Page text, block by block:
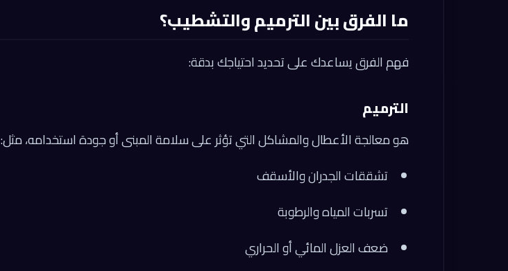
ما الفرق بين الترميم والتشطيب؟
فهم الفرق يساعدك على تحديد احتياجك بدقة:
الترميم
هو معالجة الأعطال والمشاكل التي تؤثر على سلامة المبنى أو جودة استخدامه، مثل:
تشققات الجدران والأسقف
تسربات المياه والرطوبة
ضعف العزل المائي أو الحراري